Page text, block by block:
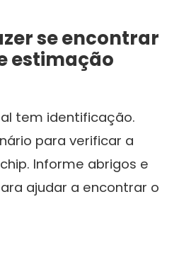
se encontrar
estimação
tem identificação.
para verificar a
Informe abrigos e
ajudar a encontrar o